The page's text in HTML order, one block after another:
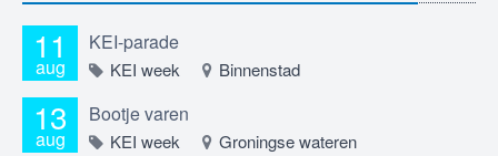
11
aug
KEI-parade
KEI week Binnenstad
13
aug
Bootje varen
KEI week Groningse wateren